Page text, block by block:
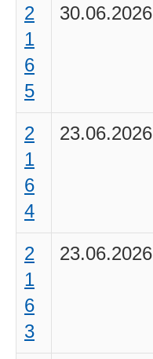
2
1
6
5
30.06.2026
2
1
6
4
23.06.2026
2
1
6
3
23.06.2026